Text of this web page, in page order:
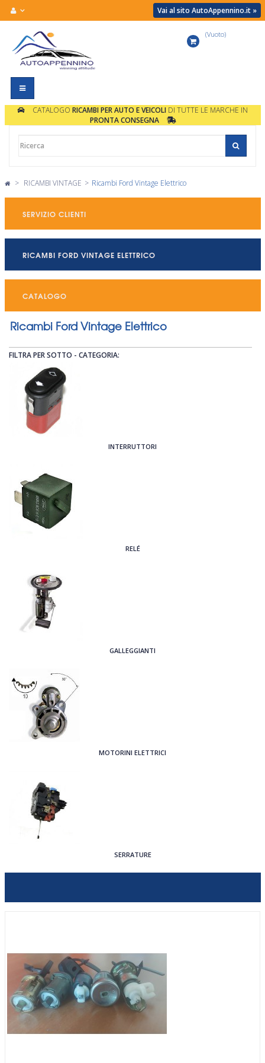
Vai al sito AutoAppennino.it »
Navigazione
Toggle
(Vuoto)
CATALOGO RICAMBI PER AUTO E VEICOLIDI TUTTE LE MARCHE IN
PRONTA CONSEGNA
> RICAMBI VINTAGE > Ricambi Ford Vintage Elettrico
SERVIZIO CLIENTI
RICAMBI FORD VINTAGE ELETTRICO
CATALOGO
Ricambi Ford Vintage Elettrico
FILTRA PER SOTTO - CATEGORIA:
INTERRUTTORI
RELÉ
GALLEGGIANTI
MOTORINI ELETTRICI
SERRATURE